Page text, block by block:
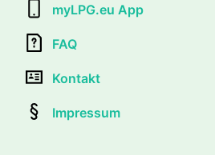
myLPG.eu App
FAQ
Kontakt
Impressum